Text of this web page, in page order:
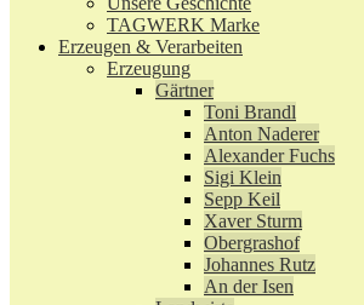
TAGWERK Marke
Erzeugen & Verarbeiten
Erzeugung
Gärtner
Toni Brandl
Anton Naderer
Alexander Fuchs
Sigi Klein
Sepp Keil
Xaver Sturm
Obergrashof
Johannes Rutz
An der Isen